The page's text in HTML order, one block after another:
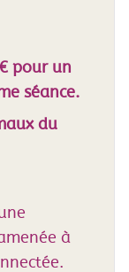
pour un
séance.
du
à